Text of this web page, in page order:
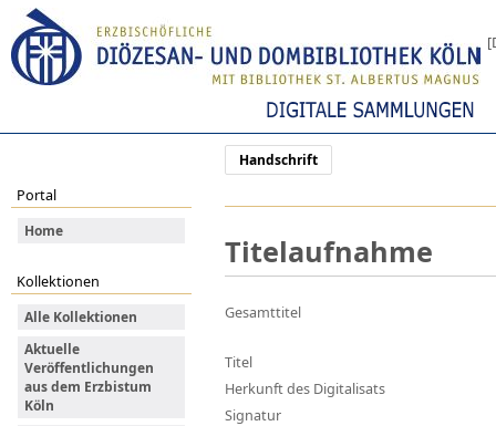
Handschrift
Portal
Home
Kollektionen
Alle Kollektionen
Aktuelle
Veröffentlichungen
aus dem Erzbistum
Köln
Titelaufnahme
Gesamttitel
Titel
Herkunft des Digitalisats
Signatur